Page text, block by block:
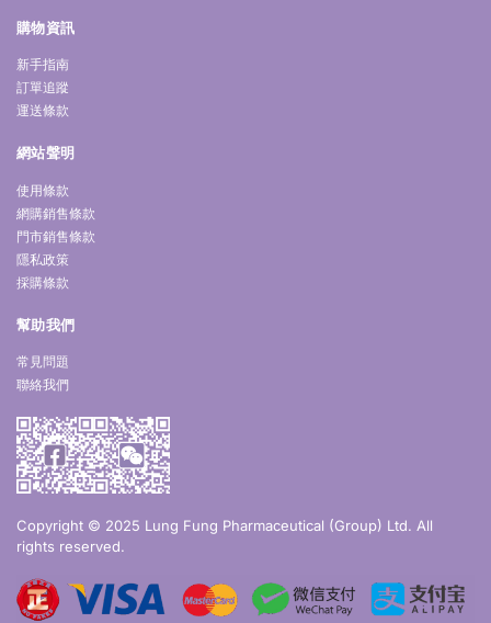
購物資訊
新手指南
訂單追蹤
運送條款
網站聲明
使用條款
網購銷售條款
門市銷售條款
隱私政策
採購條款
幫助我們
常見問題
聯絡我們
Copyright © 2025 Lung Fung Pharmaceutical (Group) Ltd. All
rights reserved.